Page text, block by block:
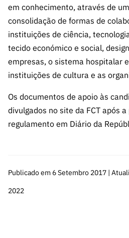
em conhecimento, através de
consolidação de formas de
instituições de ciência,
tecido económico e social,
empresas, o sistema hospitalar
instituições de cultura e as
Os documentos de apoio às
divulgados no site da FCT após
regulamento em Diário da
Publicado em 6 Setembro 2017 |
2022